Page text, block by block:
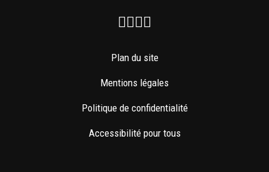
Facebook
Instagram
Youtube
Plan du site
Mentions légales
Politique de confidentialité
Accessibilité pour tous